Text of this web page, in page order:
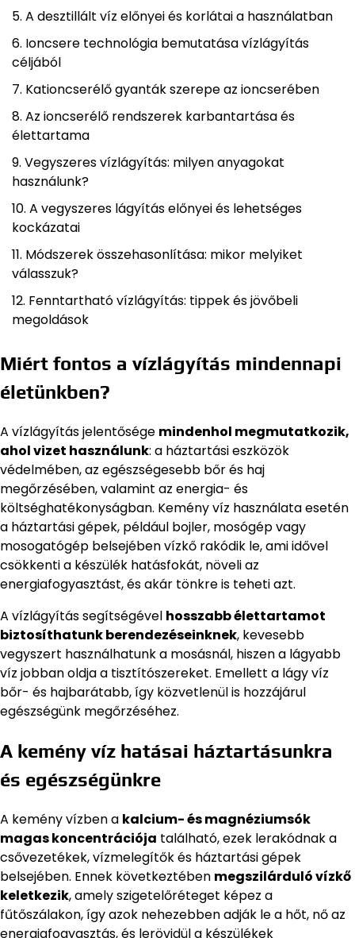
A desztillált víz előnyei és korlátai a használatban
Ioncsere technológia bemutatása vízlágyítás
céljából
Kationcserélő gyanták szerepe az ioncserében
Az ioncserélő rendszerek karbantartása és
élettartama
Vegyszeres vízlágyítás: milyen anyagokat
használunk?
A vegyszeres lágyítás előnyei és lehetséges
kockázatai
Módszerek összehasonlítása: mikor melyiket
válasszuk?
Fenntartható vízlágyítás: tippek és jövőbeli
megoldások
Miért fontos a vízlágyítás mindennapi
életünkben?
A vízlágyítás jelentősége mindenhol megmutatkozik,
ahol vizet használunk: a háztartási eszközök
védelmében, az egészségesebb bőr és haj
megőrzésében, valamint az energia- és
költséghatékonyságban. Kemény víz használata esetén
a háztartási gépek, például bojler, mosógép vagy
mosogatógép belsejében vízkő rakódik le, ami idővel
csökkenti a készülék hatásfokát, növeli az
energiafogyasztást, és akár tönkre is teheti azt.
A vízlágyítás segítségével hosszabb élettartamot
biztosíthatunk berendezéseinknek, kevesebb
vegyszert használhatunk a mosásnál, hiszen a lágyabb
víz jobban oldja a tisztítószereket. Emellett a lágy víz
bőr- és hajbarátabb, így közvetlenül is hozzájárul
egészségünk megőrzéséhez.
A kemény víz hatásai háztartásunkra
és egészségünkre
A kemény vízben a kalcium- és magnéziumsók
magas koncentrációja található, ezek lerakódnak a
csővezetékek, vízmelegítők és háztartási gépek
belsejében. Ennek következtében megszilárduló vízkő
keletkezik, amely szigetelőréteget képez a
fűtőszálakon, így azok nehezebben adják le a hőt, nő az
energiafogyasztás, és lerövidül a készülékek